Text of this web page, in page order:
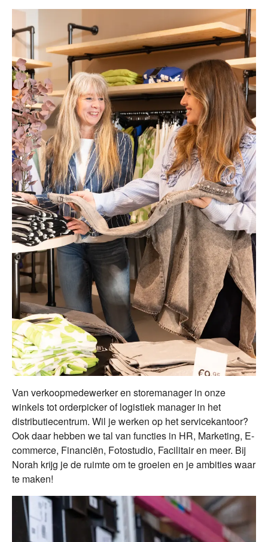
Van verkoopmedewerker en storemanager in onze
winkels tot orderpicker of logistiek manager in het
distributiecentrum. Wil je werken op het servicekantoor?
Ook daar hebben we tal van functies in HR, Marketing, E-
commerce, Financiën, Fotostudio, Facilitair en meer. Bij
Norah krijg je de ruimte om te groeien en je ambities waar
te maken!